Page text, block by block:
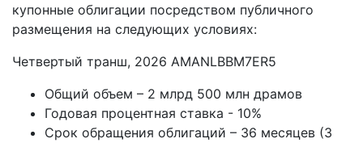
купонные облигации посредством публичного
размещения на следующих условиях:
Четвертый транш, 2026 AMANLBBM7ER5
Общий объем – 2 млрд 500 млн драмов
Годовая процентная ставка - 10%
Срок обращения облигаций – 36 месяцев (3